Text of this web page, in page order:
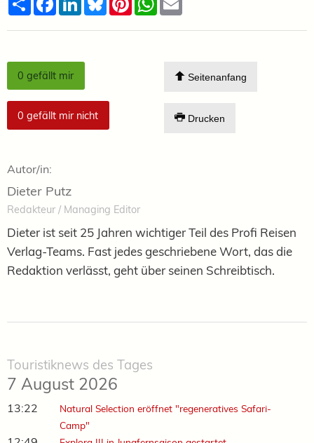
0 gefällt mir
0 gefällt mir nicht
Seitenanfang
Drucken
Autor/in:
Dieter Putz
Redakteur / Managing Editor
Dieter ist seit 25 Jahren wichtiger Teil des Profi Reisen
Verlag-Teams. Fast jedes geschriebene Wort, das die
Redaktion verlässt, geht über seinen Schreibtisch.
Touristiknews des Tages
7 August 2026
13:22
Natural Selection eröffnet "regeneratives Safari-
Camp"